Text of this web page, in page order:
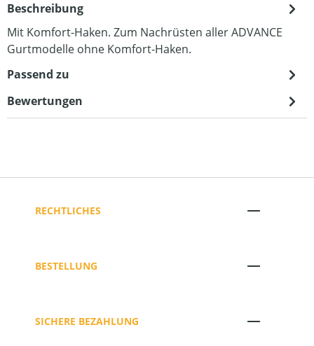
Beschreibung
Mit Komfort-Haken. Zum Nachrüsten aller ADVANCE
Gurtmodelle ohne Komfort-Haken.
Passend zu
Bewertungen
RECHTLICHES
BESTELLUNG
SICHERE BEZAHLUNG